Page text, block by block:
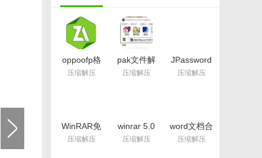
oppoofp格
式解包工具
(数据包解
压缩解压
pak文件解
包打包工具
(pak解压)
压缩解压
JPassword
Recovery免
费版(7zip压
压缩解压
WinRAR免
安装版
v3.93 绿色
压缩解压
winrar 5.0
独木成林版
(32位/64位)
压缩解压
word文档合
并软件免费
版(合并多个
压缩解压